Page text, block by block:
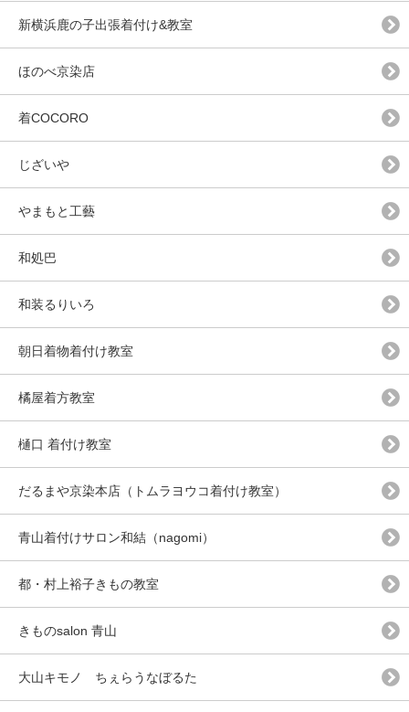
新横浜鹿の子出張着付け&教室
ほのべ京染店
着COCORO
じざいや
やまもと工藝
和処巴
和装るりいろ
朝日着物着付け教室
橘屋着方教室
樋口 着付け教室
だるまや京染本店（トムラヨウコ着付け教室）
青山着付けサロン和結（nagomi）
都・村上裕子きもの教室
きものsalon 青山
大山キモノ ちぇらうなぼるた